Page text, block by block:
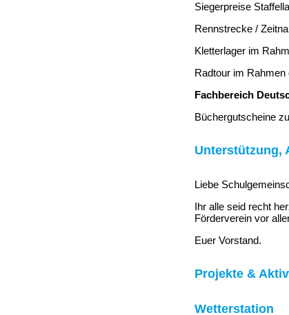
Siegerpreise
Rennstrecke /
Kletterlager im
Radtour im Rahmen
Fachbereich
Büchergutscheine
Unterstützung,
Liebe
Ihr alle seid recht
Förderverein vor
Euer Vorstand.
Projekte &
Wetterstation